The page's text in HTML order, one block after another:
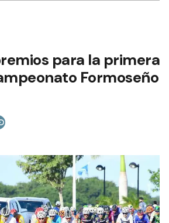
para la primera
Formoseño